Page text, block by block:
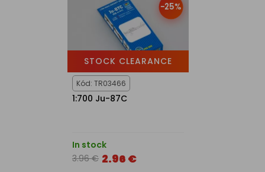
-25%
STOCK CLEARANCE
Kód: TR03466
1:700 Ju-87C
In stock
3.96 € 2.96 €